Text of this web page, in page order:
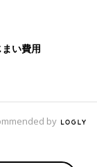
い費用
by